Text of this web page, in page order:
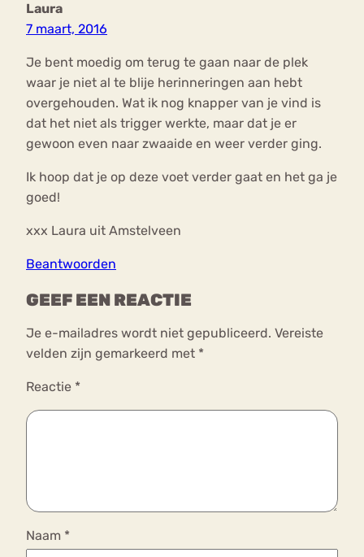
Laura
7 maart, 2016
Je bent moedig om terug te gaan naar de plek
waar je niet al te blije herinneringen aan hebt
overgehouden. Wat ik nog knapper van je vind is
dat het niet als trigger werkte, maar dat je er
gewoon even naar zwaaide en weer verder ging.
Ik hoop dat je op deze voet verder gaat en het ga je
goed!
xxx Laura uit Amstelveen
Beantwoorden
GEEF EEN REACTIE
Je e-mailadres wordt niet gepubliceerd. Vereiste
velden zijn gemarkeerd met *
Reactie *
Naam *